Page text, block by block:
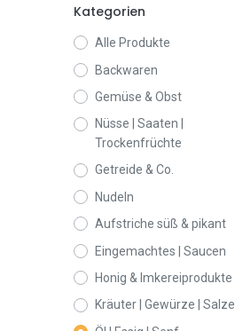
Kategorien
Alle Produkte
Backwaren
Gemüse & Obst
Nüsse | Saaten |
Trockenfrüchte
Getreide & Co.
Nudeln
Aufstriche süß & pikant
Eingemachtes | Saucen
Honig & Imkereiprodukte
Kräuter | Gewürze | Salze